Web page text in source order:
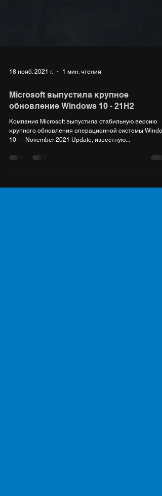
18 нояб. 2021 г. 1 мин. чтения
обновление Windows 10 - 21H2
Компания Microsoft выпустила стабильную версию
10 — November 2021 Update, известную...